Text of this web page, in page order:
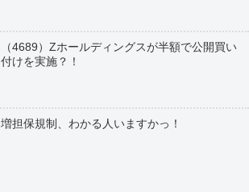
（4689）Zホールディングスが半額で公開買い
付けを実施？！
増担保規制、わかる人いますかっ！